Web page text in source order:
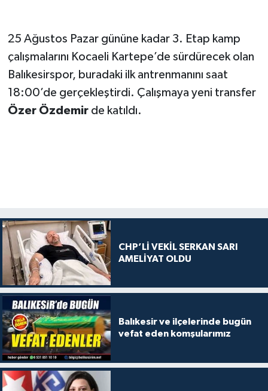
25 Ağustos Pazar gününe kadar 3. Etap kamp
çalışmalarını Kocaeli Kartepe’de sürdürecek olan
Balıkesirspor, buradaki ilk antrenmanını saat
18:00’de gerçekleştirdi. Çalışmaya yeni transfer
Özer Özdemir de katıldı.
CHP’Lİ VEKİL SERKAN SARI
AMELİYAT OLDU
Balıkesir ve ilçelerinde bugün
vefat eden komşularımız